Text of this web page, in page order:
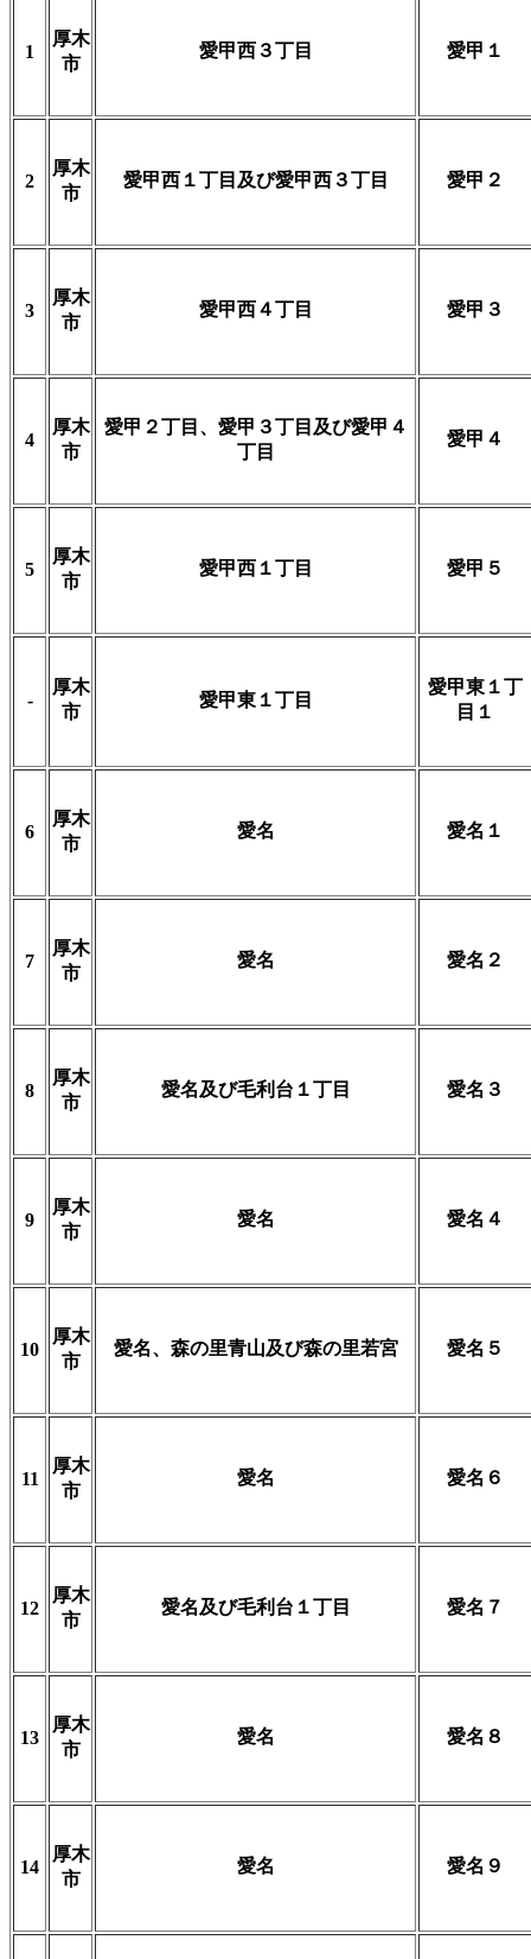
1
厚木
市
愛甲西３丁目 愛甲１
2
厚木
市
愛甲西１丁目及び愛甲西３丁目 愛甲２
3
厚木
市
愛甲西４丁目 愛甲３
4
厚木
市
愛甲２丁目、愛甲３丁目及び愛甲４
丁目
愛甲４
5
厚木
市
愛甲西１丁目 愛甲５
-
厚木
市
愛甲東１丁目
愛甲東１丁
目１
6
厚木
市
愛名 愛名１
7
厚木
市
愛名 愛名２
8
厚木
市
愛名及び毛利台１丁目 愛名３
9
厚木
市
愛名 愛名４
10
厚木
市
愛名、森の里青山及び森の里若宮 愛名５
11
厚木
市
愛名 愛名６
12
厚木
市
愛名及び毛利台１丁目 愛名７
13
厚木
市
愛名 愛名８
14
厚木
市
愛名 愛名９